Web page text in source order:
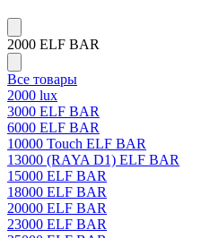
2000 ELF BAR
Все товары
2000 lux
3000 ELF BAR
6000 ELF BAR
10000 Touch ELF BAR
13000 (RAYA D1) ELF BAR
15000 ELF BAR
18000 ELF BAR
20000 ELF BAR
23000 ELF BAR